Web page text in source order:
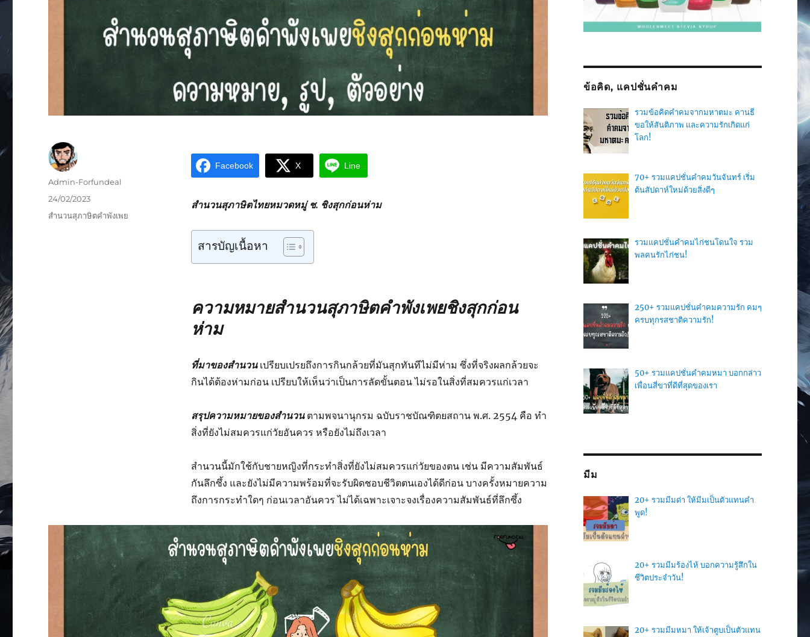
Facebook X Line
สำนวนสุภาษิตไทยหมวดหมู่ ช. ชิงสุกก่อนห่าม
สารบัญเนื้อหา
ความหมายสำนวนสุภาษิตคำพังเพยชิงสุกก่อน
ห่าม
ที่มาของสำนวนเปรียบเปรยถึงการกินกล้วยที่มันสุกทันทีไม่มีห่าม ซึ่งที่จริงผลกล้วยจะ
กินได้ต้องห่ามก่อน เปรียบให้เห็นว่าเป็นการลัดขั้นตอน ไม่รอในสิ่งที่สมควรแก่เวลา
สรุปความหมายของสำนวนตามพจนานุกรม ฉบับราชบัณฑิตยสถาน พ.ศ. 2554 คือ ทำ
สิ่งที่ยังไม่สมควรแก่วัยอันควร หรือยังไม่ถึงเวลา
สำนวนนี้มักใช้กับชายหญิงที่กระทำสิ่งที่ยังไม่สมควรแก่วัยของตน เช่น มีความสัมพันธ์
กันลึกซึ้ง และยังไม่มีความพร้อมที่จะรับผิดชอบชีวิตตนเองได้ดีก่อน บางครั้งหมายความ
ถึงการกระทำใดๆ ก่อนเวลาอันควร ไม่ได้เฉพาะเจาะจงเรื่องความสัมพันธ์ที่ลึกซึ้ง
Admin-Forfundeal
24/02/2023
สำนวนสุภาษิตคำพังเพย
ข้อคิด, แคปชั่นคำคม
รวมข้อคิดคำคมจากมหาตมะ คานธี
ขอให้สันติภาพ และความรักเกิดแก่
โลก!
70+ รวมแคปชั่นคำคมวันจันทร์ เริ่ม
ต้นสัปดาห์ใหม่ด้วยสิ่งดีๆ
รวมแคปชั่นคำคมไก่ชนโดนใจ รวม
พลคนรักไก่ชน!
250+ รวมแคปชั่นคำคมความรัก คมๆ
ครบทุกรสชาติความรัก!
50+ รวมแคปชั่นคำคมหมา บอกกล่าว
เพื่อนสี่ขาที่ดีที่สุดของเรา
มีม
20+ รวมมีมด่า ให้มีมเป็นตัวแทนคำ
พูด!
20+ รวมมีมร้องไห้ บอกความรู้สึกใน
ชีวิตประจำวัน!
20+ รวมมีมหมา ให้เจ้าตูบเป็นตัวแทน